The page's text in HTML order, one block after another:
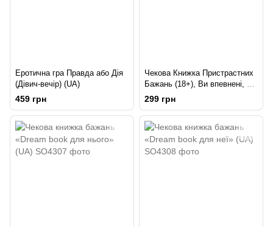
Еротична гра Правда або Дія
(Дівич-вечір) (UA)
459 грн
Чекова Книжка Пристрастних
Бажань (18+), Ви впевнені, що
дійдете до кінця? (UA)
299 грн